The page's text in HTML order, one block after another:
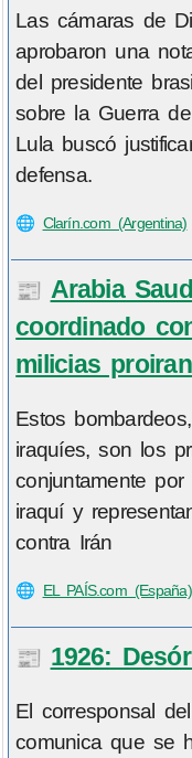
Las cámaras de
aprobaron una
del presidente
sobre la Guerra
Lula buscó
defensa.
🌐 Clarín.com (Argentina)
📰 Arabia
coordinado
milicias
Estos
iraquíes, son los
conjuntamente
iraquí y
contra Irán
🌐 EL PAÍS.com (España)
📰 1926:
El corresponsal
comunica que se